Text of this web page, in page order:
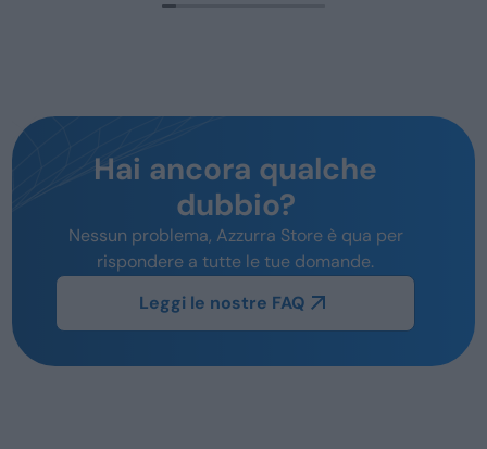
Hai ancora qualche
dubbio?
Nessun problema, Azzurra Store è qua per
rispondere a tutte le tue domande.
Leggi le nostre FAQ